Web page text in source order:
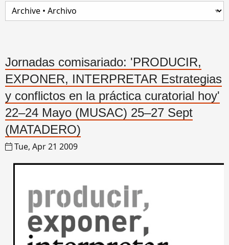
Jornadas comisariado: 'PRODUCIR,
EXPONER, INTERPRETAR Estrategias
y conflictos en la práctica curatorial hoy'
22–24 Mayo (MUSAC) 25–27 Sept
(MATADERO)
Tue, Apr 21 2009